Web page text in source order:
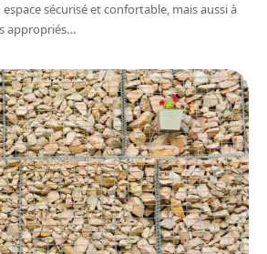
sécurisé et confortable, mais aussi à
appropriés…